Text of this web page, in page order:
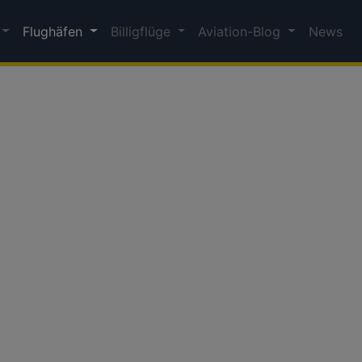
Flughäfen Billigflüge Aviation-Blog News